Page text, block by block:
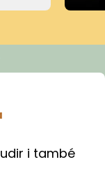
i també